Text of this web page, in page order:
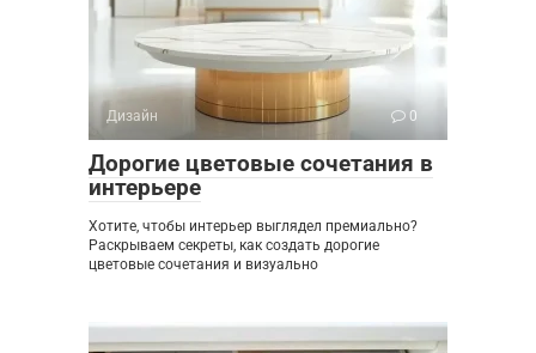
Дизайн 0
Дорогие цветовые сочетания в
интерьере
Хотите, чтобы интерьер выглядел премиально?
Раскрываем секреты, как создать дорогие
цветовые сочетания и визуально